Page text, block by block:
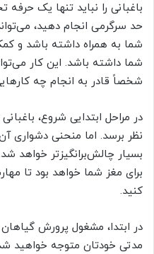
باغبانی را نباید تنها یک
حد سرگرمی انجام دهید،
شما به همراه داشته باشد و
شما داشته باشد. این کار
شخصاً قادر به انجام چه
در مراحل ابتدایی شروع،
نظر برسد. اما منحنی دشواری
بسیار چالش‌برانگیزتر خواهد
برای مغز شما خواهد بود تا
کنید.
در ابتدا، مشغول پرورش
مدتی خودتان متوجه خواهید